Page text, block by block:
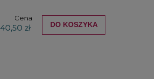
Cena:
40,50 zł DO KOSZYKA